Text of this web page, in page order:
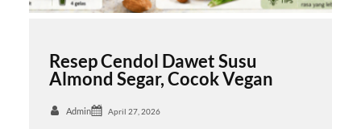
Resep Cendol Dawet Susu
Almond Segar, Cocok Vegan
Admin April 27, 2026